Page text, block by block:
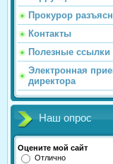
Прокурор
Контакты
Полезные ссылки
Электронная
директора
Наш опрос
Оцените мой сайт
Отлично